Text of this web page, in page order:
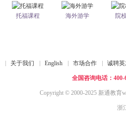
托福课程 海外游学 院
关于我们 English 市场合作 诚聘
全国咨询电话：400-
Copyright © 2000-2025 新通教育
浙